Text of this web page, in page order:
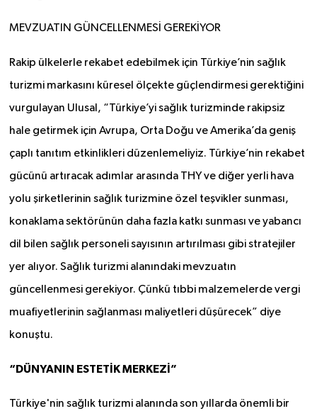
MEVZUATIN GÜNCELLENMESİ GEREKİYOR
Rakip ülkelerle rekabet edebilmek için Türkiye’nin sağlık
turizmi markasını küresel ölçekte güçlendirmesi gerektiğini
vurgulayan Ulusal, “Türkiye’yi sağlık turizminde rakipsiz
hale getirmek için Avrupa, Orta Doğu ve Amerika’da geniş
çaplı tanıtım etkinlikleri düzenlemeliyiz. Türkiye’nin rekabet
gücünü artıracak adımlar arasında THY ve diğer yerli hava
yolu şirketlerinin sağlık turizmine özel teşvikler sunması,
konaklama sektörünün daha fazla katkı sunması ve yabancı
dil bilen sağlık personeli sayısının artırılması gibi stratejiler
yer alıyor. Sağlık turizmi alanındaki mevzuatın
güncellenmesi gerekiyor. Çünkü tıbbi malzemelerde vergi
muafiyetlerinin sağlanması maliyetleri düşürecek” diye
konuştu.
“DÜNYANIN ESTETİK MERKEZİ”
Türkiye'nin sağlık turizmi alanında son yıllarda önemli bir